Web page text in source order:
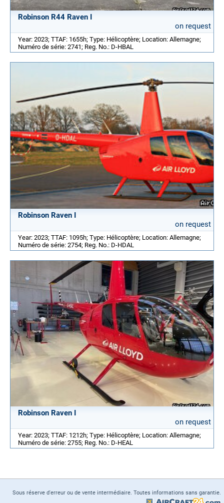
Robinson R44 Raven I
on request
Year: 2023; TTAF: 1655h; Type: Hélicoptère; Location: Allemagne;
Numéro de série: 2741; Reg. No.: D-HBAL
Robinson Raven I
on request
Year: 2023; TTAF: 1095h; Type: Hélicoptère; Location: Allemagne;
Numéro de série: 2754; Reg. No.: D-HDAL
Robinson Raven I
on request
Year: 2023; TTAF: 1212h; Type: Hélicoptère; Location: Allemagne;
Numéro de série: 2755; Reg. No.: D-HEAL
Sous réserve d'erreur ou de vente intermédiaire. Toutes informations sans garantie.